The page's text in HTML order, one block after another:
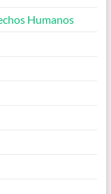
Humanos